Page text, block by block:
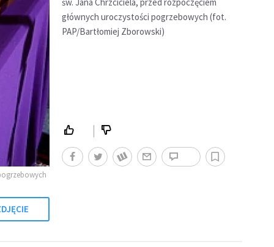
głównych uroczystości pogrzebowych (fot.
PAP/Bartłomiej Zborowski)